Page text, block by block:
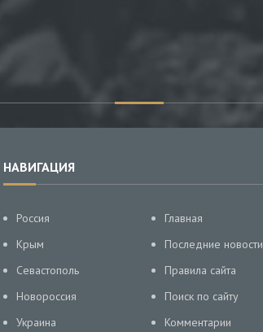
НАВИГАЦИЯ
Россия
Крым
Севастополь
Новороссия
Украина
Главная
Последние новости
Правила сайта
Поиск по сайту
Комментарии